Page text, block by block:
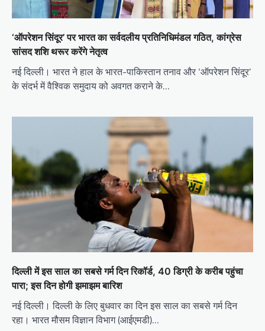
‘ऑपरेशन सिंदूर’ पर भारत का सर्वदलीय प्रतिनिधिमंडल गठित, कांग्रेस
सांसद शशि थरूर करेंगे नेतृत्व
नई दिल्ली। भारत ने हाल के भारत-पाकिस्तान तनाव और ‘ऑपरेशन सिंदूर’
के संदर्भ में वैश्विक समुदाय को अवगत कराने के…
दिल्ली में इस साल का सबसे गर्म दिन रिकॉर्ड, 40 डिग्री के करीब पहुंचा
पारा; इस दिन होगी झमाझम बारिश
नई दिल्ली। दिल्ली के लिए बुधवार का दिन इस साल का सबसे गर्म दिन
रहा। भारत मौसम विज्ञान विभाग (आईएमडी)…